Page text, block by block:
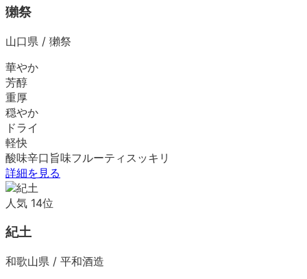
獺祭
山口県 / 獺祭
華やか
芳醇
重厚
穏やか
ドライ
軽快
酸味辛口 旨味フルーティ スッキリ
詳細を見る
人気 14位
紀土
和歌山県 / 平和酒造